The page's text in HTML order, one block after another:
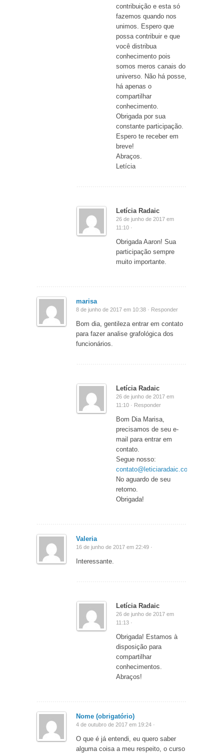
contribuição e esta só
fazemos quando nos
unimos. Espero que
possa contribuir e que
você distribua
conhecimento pois
somos meros canais do
universo. Não há posse,
há apenas o
compartilhar
conhecimento.
Obrigada por sua
constante participação.
Espero te receber em
breve!
Abraços.
Letícia
Letícia Radaic
26 de junho de 2017 em
11:10 ·
Obrigada Aaron! Sua
participação sempre
muito importante.
marisa
8 de junho de 2017 em 10:38 · Responder
Bom dia, gentileza entrar em contato
para fazer analise grafológica dos
funcionários.
Letícia Radaic
26 de junho de 2017 em
11:10 · Responder
Bom Dia Marisa,
precisamos de seu e-
mail para entrar em
contato.
Segue nosso:
contato@leticiaradaic.com.br
No aguardo de seu
retorno.
Obrigada!
Valeria
16 de junho de 2017 em 22:49 ·
Interessante.
Letícia Radaic
26 de junho de 2017 em
11:13 ·
Obrigada! Estamos à
disposição para
compartilhar
conhecimentos.
Abraços!
Nome (obrigatório)
4 de outubro de 2017 em 19:24 ·
O que é já entendi, eu quero saber
alguma coisa a meu respeito, o curso